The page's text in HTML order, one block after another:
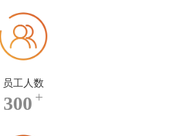
员工人数
300 +